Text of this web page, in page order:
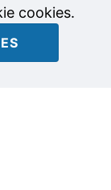
cookies.